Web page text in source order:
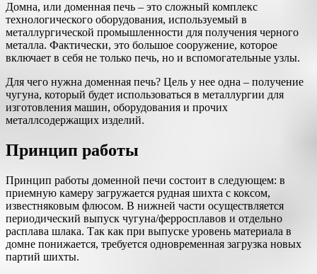
Домна, или доменная печь – это сложный комплекс
технологического оборудования, используемый в
металлургической промышленности для получения черного
металла. Фактически, это большое сооружение, которое
включает в себя не только печь, но и вспомогательные узлы.
Для чего нужна доменная печь? Цель у нее одна – получение
чугуна, который будет использоваться в металлургии для
изготовления машин, оборудования и прочих
металлсодержащих изделий.
Принцип работы
Принцип работы доменной печи состоит в следующем: в
приемную камеру загружается рудная шихта с коксом,
известняковым флюсом. В нижней части осуществляется
периодический выпуск чугуна/ферросплавов и отдельно
расплава шлака. Так как при выпуске уровень материала в
домне понижается, требуется одновременная загрузка новых
партий шихты.